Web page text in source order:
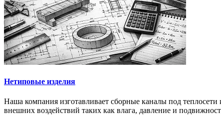
Нетиповые изделия
Наша компания изготавливает сборные каналы под
внешних воздействий таких как влага, давление и